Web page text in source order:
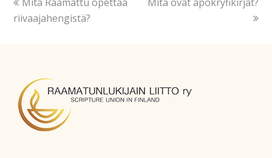
riivaajahengistä?